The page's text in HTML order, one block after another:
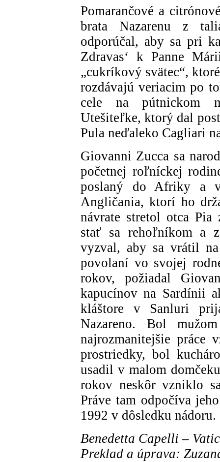
Pomarančové a
brata Nazarenu z
odporúčal, aby sa pri
Zdravas‘ k Panne
„cukríkový svätec“,
rozdávajú veriacim po
cele na pútnickom
Utešiteľke, ktorý dal
Pula neďaleko Cagliari
Giovanni Zucca sa
početnej roľníckej
poslaný do Afriky a
Angličania, ktorí ho
návrate stretol otca
stať sa rehoľníkom a
vyzval, aby sa vrátil
povolaní vo svojej
rokov, požiadal
kapucínov na Sardínii
kláštore v Sanluri
Nazareno. Bol
najrozmanitejšie
prostriedky, bol
usadil v malom
rokov neskôr vzniklo
Práve tam odpočíva
1992 v dôsledku nádoru.
Benedetta Capelli –
Preklad a úprava: